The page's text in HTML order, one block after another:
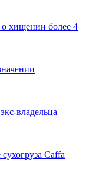
хищении более 4
владельца
Caffa